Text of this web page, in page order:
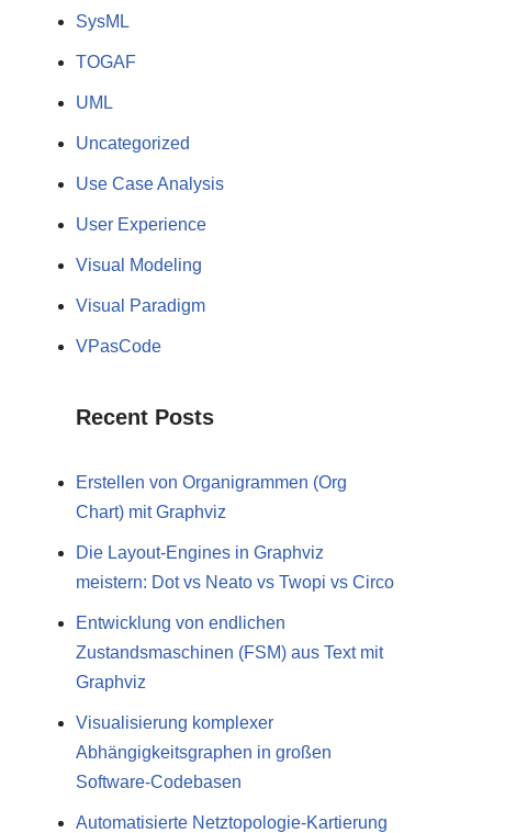
SysML
TOGAF
UML
Uncategorized
Use Case Analysis
User Experience
Visual Modeling
Visual Paradigm
VPasCode
Recent Posts
Erstellen von Organigrammen (Org
Chart) mit Graphviz
Die Layout-Engines in Graphviz
meistern: Dot vs Neato vs Twopi vs Circo
Entwicklung von endlichen
Zustandsmaschinen (FSM) aus Text mit
Graphviz
Visualisierung komplexer
Abhängigkeitsgraphen in großen
Software-Codebasen
Automatisierte Netztopologie-Kartierung